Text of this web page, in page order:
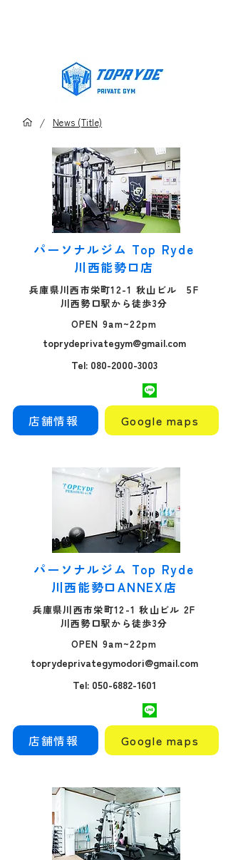
/ News (Title)
パーソナルジム Top Ryde
川西能勢口店
兵庫県川西市栄町12-1 秋山ビル 5F
川西勢口駅から徒歩3分
OPEN 9am~22pm
toprydeprivategym@gmail.com
Tel: 080-2000-3003
店舗情報 Google maps
パーソナルジム Top Ryde
川西能勢口ANNEX店
兵庫県川西市栄町12-1 秋山ビル 2F
川西勢口駅から徒歩3分
OPEN 9am~22pm
toprydeprivategymodori@gmail.com
Tel: 050-6882-1601
店舗情報 Google maps